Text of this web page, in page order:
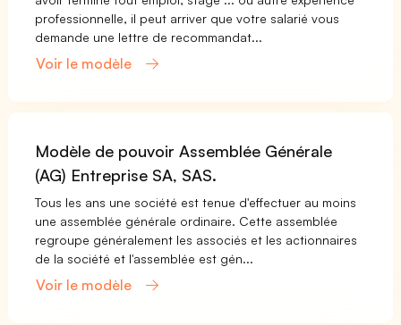
professionnelle, il peut arriver que votre salarié vous
demande une lettre de recommandat...
Voir le modèle
Modèle de pouvoir Assemblée Générale
(AG) Entreprise SA, SAS.
Tous les ans une société est tenue d'effectuer au moins
une assemblée générale ordinaire. Cette assemblée
regroupe généralement les associés et les actionnaires
de la société et l'assemblée est gén...
Voir le modèle